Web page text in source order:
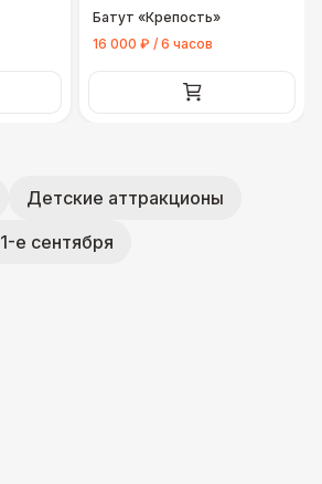
Батут «Крепость»
16 000 ₽ / 6 часов
Детские аттракционы
1-е сентября